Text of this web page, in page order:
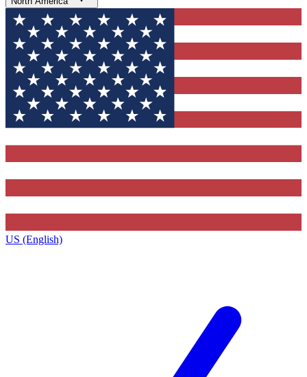
US (English)